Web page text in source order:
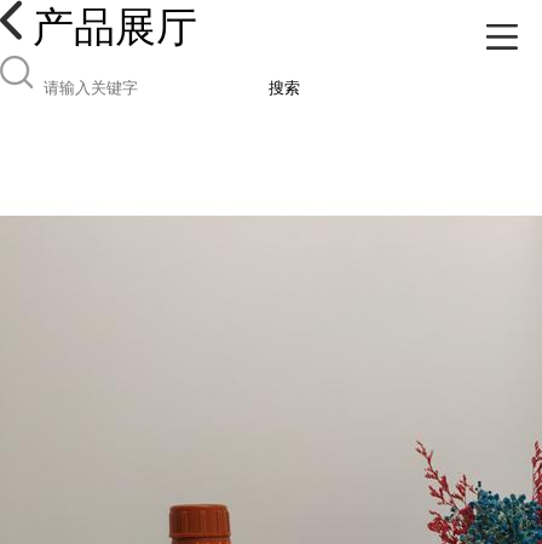
产品展厅
搜索